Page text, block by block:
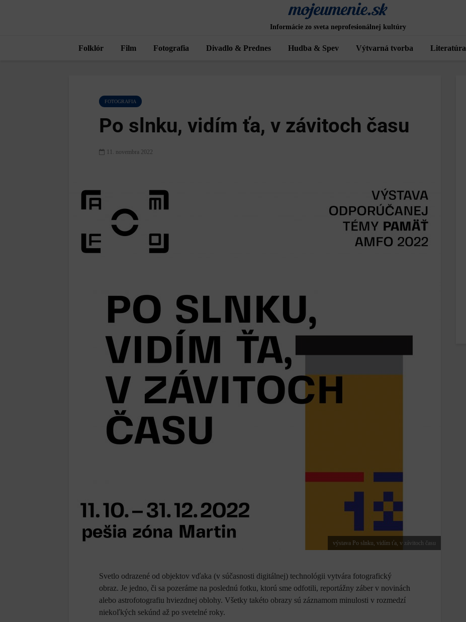
Informácie zo sveta neprofesionálnej kultúry
Folklór Film Fotografia Divadlo & Prednes Hudba & Spev Výtvarná tvorba Literatúra
FOTOGRAFIA
Po slnku, vidím ťa, v závitoch času
11. novembra 2022
výstava Po slnku, vidím ťa, v závitoch času
Svetlo odrazené od objektov vďaka (v súčasnosti digitálnej) technológii vytvára fotografický
obraz. Je jedno, či sa pozeráme na poslednú fotku, ktorú sme odfotili, reportážny záber v novinách
alebo astrofotografiu hviezdnej oblohy. Všetky takéto obrazy sú záznamom minulosti v rozmedzí
niekoľkých sekúnd až po svetelné roky.